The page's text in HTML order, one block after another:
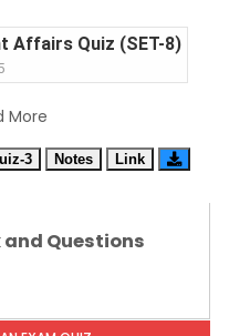
Affairs Quiz (SET-8) in
Affairs Quiz (SET-6) in
Affairs Quiz (SET-4) in
Affairs Quiz (SET-3) in Hindi
More
3 Notes Link
Questions